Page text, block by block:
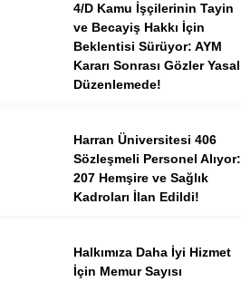
4/D Kamu İşçilerinin Tayin
ve Becayiş Hakkı İçin
Beklentisi Sürüyor: AYM
Kararı Sonrası Gözler Yasal
Düzenlemede!
Harran Üniversitesi 406
Sözleşmeli Personel Alıyor:
207 Hemşire ve Sağlık
Kadroları İlan Edildi!
Halkımıza Daha İyi Hizmet
İçin Memur Sayısı